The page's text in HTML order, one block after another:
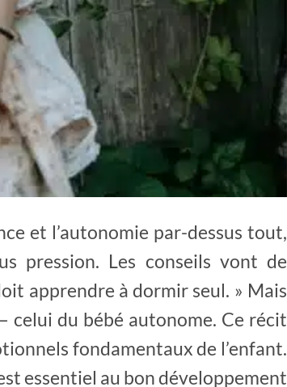
et l’autonomie par-dessus tout,
pression. Les conseils vont de
apprendre à dormir seul. » Mais
celui du bébé autonome. Ce récit
fondamentaux de l’enfant.
essentiel au bon développement